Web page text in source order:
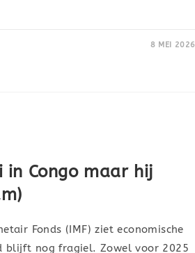
8 MEI 2026
in Congo maar hij
Fonds (IMF) ziet economische
blijft nog fragiel. Zowel voor 2025